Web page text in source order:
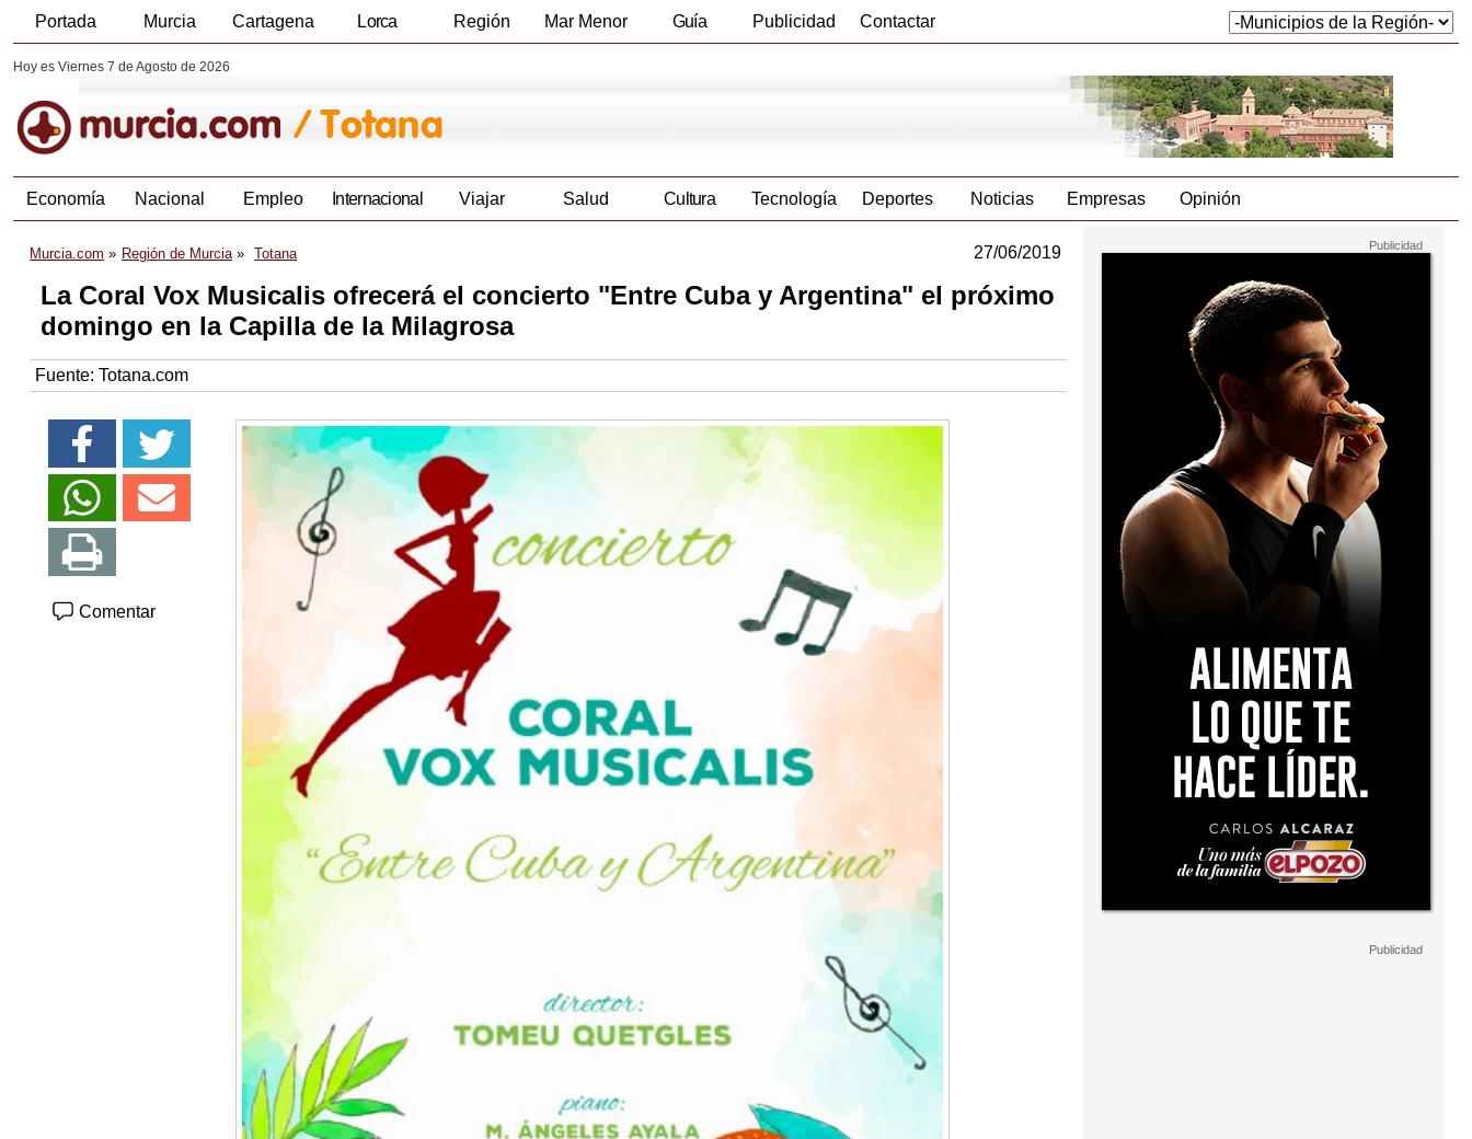
Portada Murcia Cartagena Lorca Región Mar Menor Guía Publicidad Contactar
Hoy es Viernes 7 de Agosto de 2026
Economía Nacional Empleo Internacional Viajar Salud Cultura Tecnología Deportes Noticias Empresas Opinión
Murcia.com Región de Murcia Totana 27/06/2019
La Coral Vox Musicalis ofrecerá el concierto "Entre Cuba y Argentina" el próximo
domingo en la Capilla de la Milagrosa
Fuente: Totana.com
Comentar